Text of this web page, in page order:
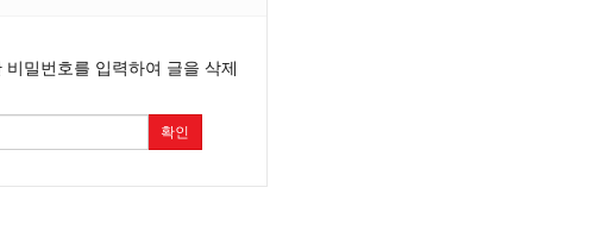
밀번호를 입력하여 글을 삭제
확인